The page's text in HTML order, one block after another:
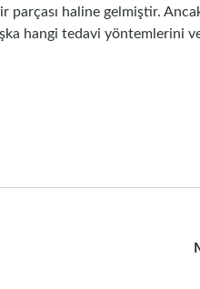
parçası haline gelmiştir.
hangi tedavi yöntemlerini